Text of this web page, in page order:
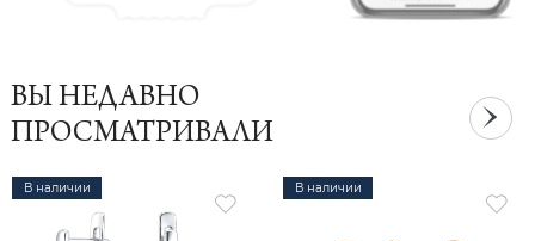
ВЫ НЕДАВНО
ПРОСМАТРИВАЛИ
В наличии В наличии